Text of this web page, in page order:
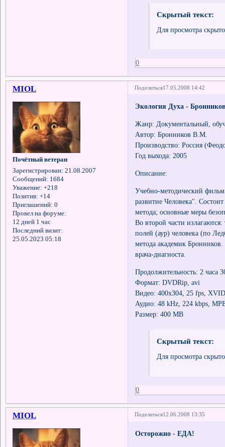
Скрытый текст:
Для просмотра
0
Поделиться17.05.2008 14:42
MIOL
Почётный ветеран
Зарегистрирован: 21.08.2007
Сообщений: 1684
Уважение: +218
Позитив: +14
Приглашений: 0
Провел на форуме:
12 дней 1 час
Последний визит:
25.05.2023 05:18
Экология Духа -
Жанр: Документальный,
Автор: Бронников В.М.
Производство: Россия
Год выхода: 2005
Описание:
Учебно-методический
развитие Человека".
метода; основные меры
Во второй части
полей (аур) человека (по
метода академик
врача-диагноста.
Продолжительность: 2 часа
Формат: DVDRip, avi
Видео: 400x304, 25 fps,
Аудио: 48 kHz, 224 kbps,
Размер: 400 MB
Скрытый текст:
Для просмотра
0
Поделиться12.06.2008 13:35
MIOL
Осторожно - ЕДА!